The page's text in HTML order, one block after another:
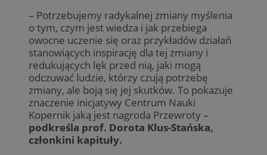
– Potrzebujemy radykalnej zmiany myślenia
o tym, czym jest wiedza i jak przebiega
owocne uczenie się oraz przykładów działań
stanowiących inspirację dla tej zmiany i
redukujących lęk przed nią, jaki mogą
odczuwać ludzie, którzy czują potrzebę
zmiany, ale boją się jej skutków. To pokazuje
znaczenie inicjatywy Centrum Nauki
Kopernik jaką jest nagroda Przewroty –
podkreśla prof. Dorota Klus-Stańska,
członkini kapituły.